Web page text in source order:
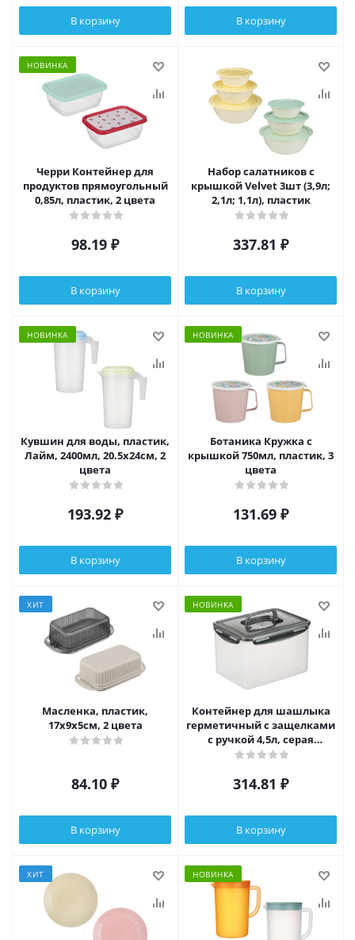
В корзину В корзину
НОВИНКА
Черри Контейнер для
продуктов прямоугольный
0,85л, пластик, 2 цвета
98.19 ₽
В корзину
Набор салатников с
крышкой Velvet 3шт (3,9л;
2,1л; 1,1л), пластик
337.81 ₽
В корзину
НОВИНКА
Кувшин для воды, пластик,
Лайм, 2400мл, 20.5x24см, 2
цвета
193.92 ₽
В корзину
НОВИНКА
Ботаника Кружка с
крышкой 750мл, пластик, 3
цвета
131.69 ₽
В корзину
ХИТ
Масленка, пластик,
17х9х5см, 2 цвета
84.10 ₽
В корзину
НОВИНКА
Контейнер для шашлыка
герметичный с защелками
с ручкой 4,5л, серая
крышка, пластик
314.81 ₽
В корзину
ХИТ НОВИНКА